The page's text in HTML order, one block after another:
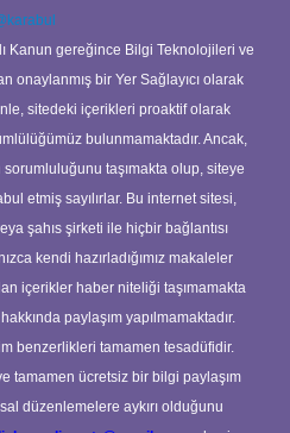
Kanun gereğince Bilgi Teknolojileri ve
onaylanmış bir Yer Sağlayıcı olarak
sitedeki içerikleri proaktif olarak
bulunmamaktadır. Ancak,
taşımakta olup, siteye
etmiş sayılırlar. Bu internet sitesi,
şahıs şirketi ile hiçbir bağlantısı
kendi hazırladığımız makaleler
içerikler haber niteliği taşımamakta
paylaşım yapılmamaktadır.
benzerlikleri tamamen tesadüfidir.
tamamen ücretsiz bir bilgi paylaşım
düzenlemelere aykırı olduğunu